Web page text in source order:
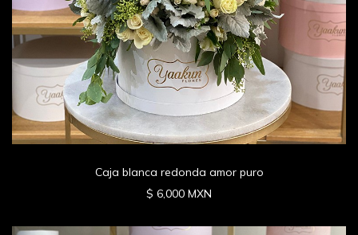
Caja blanca redonda amor puro
$ 6,000 MXN